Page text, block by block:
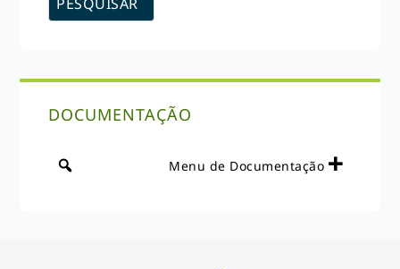
DOCUMENTAÇÃO
Menu de Documentação